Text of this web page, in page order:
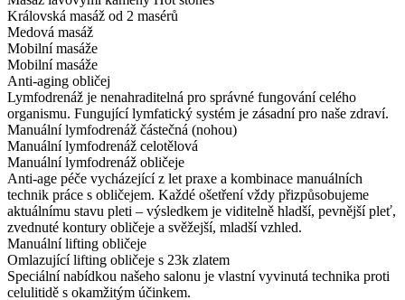
Královská masáž od 2 masérů
Medová masáž
Mobilní masáže
Mobilní masáže
Anti-aging obličej
Lymfodrenáž je nenahraditelná pro správné fungování celého
organismu. Fungující lymfatický systém je zásadní pro naše zdraví.
Manuální lymfodrenáž částečná (nohou)
Manuální lymfodrenáž celotělová
Manuální lymfodrenáž obličeje
Anti-age péče vycházející z let praxe a kombinace manuálních
technik práce s obličejem. Každé ošetření vždy přizpůsobujeme
aktuálnímu stavu pleti – výsledkem je viditelně hladší, pevnější pleť,
zvednuté kontury obličeje a svěžejší, mladší vzhled.
Manuální lifting obličeje
Omlazující lifting obličeje s 23k zlatem
Speciální nabídkou našeho salonu je vlastní vyvinutá technika proti
celulitidě s okamžitým účinkem.